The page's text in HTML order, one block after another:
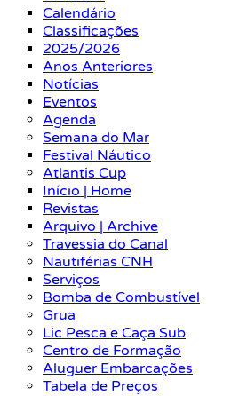
Calendário
Classificações
2025/2026
Anos Anteriores
Notícias
Eventos
Agenda
Semana do Mar
Festival Náutico
Atlantis Cup
Início | Home
Revistas
Arquivo | Archive
Travessia do Canal
Nautiférias CNH
Serviços
Bomba de Combustível
Grua
Lic Pesca e Caça Sub
Centro de Formação
Aluguer Embarcações
Tabela de Preços